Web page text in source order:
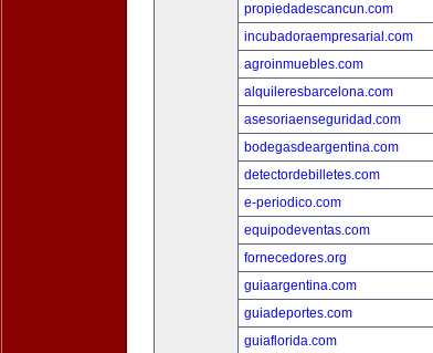
propiedadescancun.com
incubadoraempresarial.com
agroinmuebles.com
alquileresbarcelona.com
asesoriaenseguridad.com
bodegasdeargentina.com
detectordebilletes.com
e-periodico.com
equipodeventas.com
fornecedores.org
guiaargentina.com
guiadeportes.com
guiaflorida.com